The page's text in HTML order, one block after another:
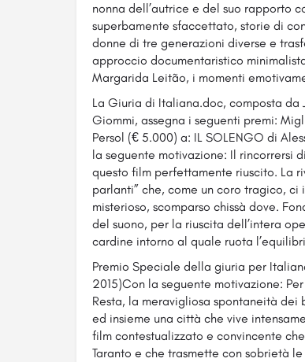
nonna dell’autrice e del suo rapporto
superbamente sfaccettato, storie di
donne di tre generazioni diverse e
approccio documentaristico
Margarida Leitão, i momenti
La Giuria di Italiana.doc, composta da
Giommi, assegna i seguenti premi:
Persol (€ 5.000) a: IL SOLENGO di
la seguente motivazione: Il rincorrersi
questo film perfettamente riuscito. La
parlanti” che, come un coro tragico,
misterioso, scomparso chissà dove.
del suono, per la riuscita dell’intera
cardine intorno al quale ruota
Premio Speciale della giuria per
2015)Con la seguente motivazione:
Resta, la meravigliosa spontaneità
ed insieme una città che vive
film contestualizzato e convincente
Taranto e che trasmette con sobrietà